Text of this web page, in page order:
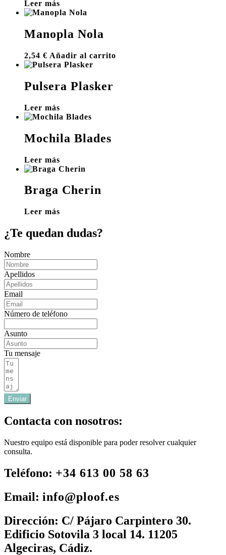
Leer más
Manopla Nola
2,54 € Añadir al carrito
Pulsera Plasker
Leer más
Mochila Blades
Leer más
Braga Cherin
Leer más
¿Te quedan dudas?
Nombre
Apellidos
Email
Número de teléfono
Asunto
Tu mensaje
Enviar
Contacta con nosotros:
Nuestro equipo está disponible para poder resolver cualquier
consulta.
Teléfono: +34 613 00 58 63
Email: info@ploof.es
Dirección: C/ Pájaro Carpintero 30.
Edificio Sotovila 3 local 14. 11205
Algeciras, Cádiz.